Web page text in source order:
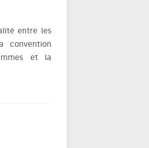
entre les
convention
et la